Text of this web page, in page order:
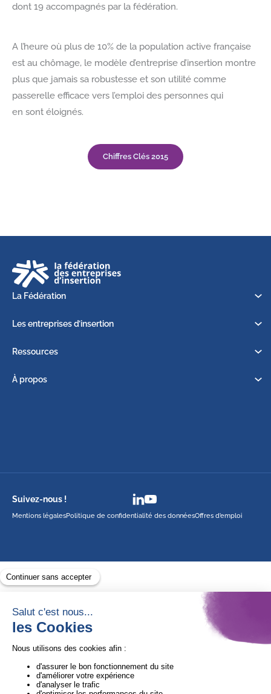
dont 19 accompagnés par la fédération.
A l’heure où plus de 10% de la population active française
est au chômage, le modèle d’entreprise d’insertion montre
plus que jamais sa robustesse et son utilité comme
passerelle efficace vers l’emploi des personnes qui
en sont éloignés.
Chiffres Clés 2015
La Fédération
Les entreprises d’insertion
Ressources
À propos
Suivez-nous !
Mentions légalesPolitique de confidentialité des donnéesOffres d’emploi